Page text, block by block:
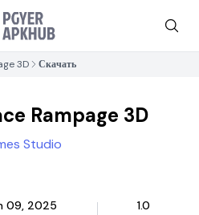
3D Скачать
Rampage 3D
Studio
09, 2025 1.0